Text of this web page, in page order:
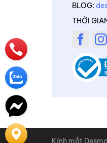
BLOG:
THỜI
Kính mắt